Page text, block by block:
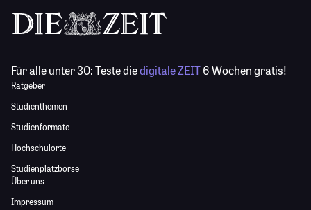
Für alle unter 30:Teste diedigitale ZEIT6 Wochen gratis!
Ratgeber
Studienthemen
Studienformate
Hochschulorte
Studienplatzbörse
Über uns
Impressum